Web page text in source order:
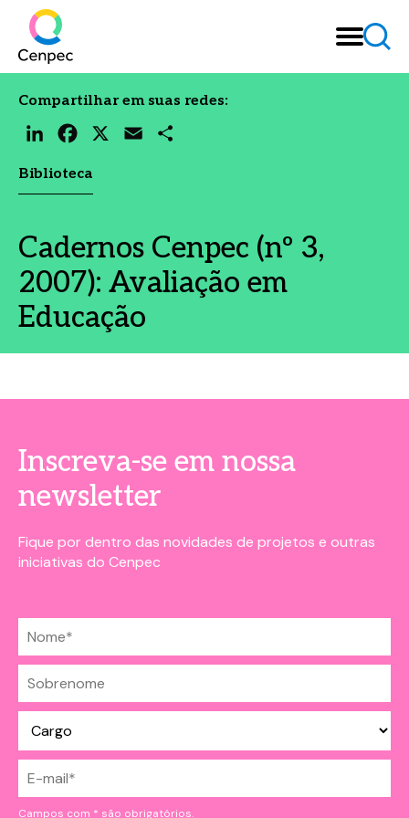
Biblioteca
Cadernos Cenpec (nº 3,
2007): Avaliação em
Educação
Compartilhar em suas redes:
LinkedInFacebook
Inscreva-se em nossa
newsletter
Fique por dentro das novidades de projetos e outras
iniciativas do Cenpec
Campos com * são obrigatórios.